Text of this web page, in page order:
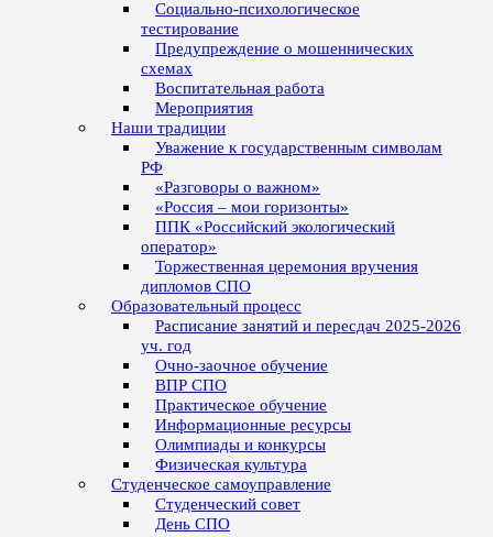
Социально-психологическое
тестирование
Предупреждение о мошеннических
схемах
Воспитательная работа
Мероприятия
Наши традиции
Уважение к государственным символам
РФ
«Разговоры о важном»
«Россия – мои горизонты»
ППК «Российский экологический
оператор»
Торжественная церемония вручения
дипломов СПО
Образовательный процесс
Расписание занятий и пересдач 2025-2026
уч. год
Очно-заочное обучение
ВПР СПО
Практическое обучение
Информационные ресурсы
Олимпиады и конкурсы
Физическая культура
Студенческое самоуправление
Студенческий совет
День СПО